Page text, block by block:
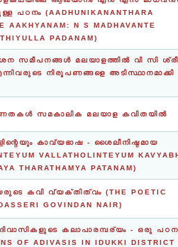
പഠനം (AADHUNIKANANTHARA
AAKHYANAM: N S MADHAVANTE
PADANAM)
സമീപനങ്ങൾ മലയാളത്തിൽ വി സി
നിരൂപണങ്ങളെ
സമകാലിക മലയാള കവിതയിൽ
കാവ്യഭാഷ - ശൈലീനിഷ്ഠമായ
VALLATHOLINTEYUM
THARATHAMYA PATANAM)
കവി വ്യക്തിത്വം (THE POETIC
GOVINDAN NAIR)
കലാപാരമ്പര്യം - ഒരു
OF ADIVASIS IN IDUKKI